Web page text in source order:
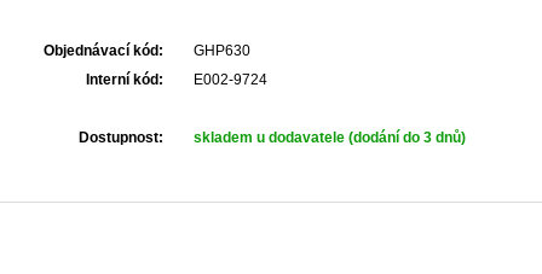
Objednávací kód:
GHP630
Interní kód:
E002-9724
Dostupnost: skladem u dodavatele (dodání do 3 dnů)